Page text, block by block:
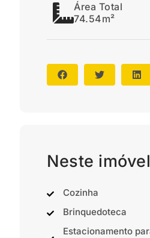
Área Total
74.54m²
Neste
Cozinha
Brinquedoteca
Estacionamento